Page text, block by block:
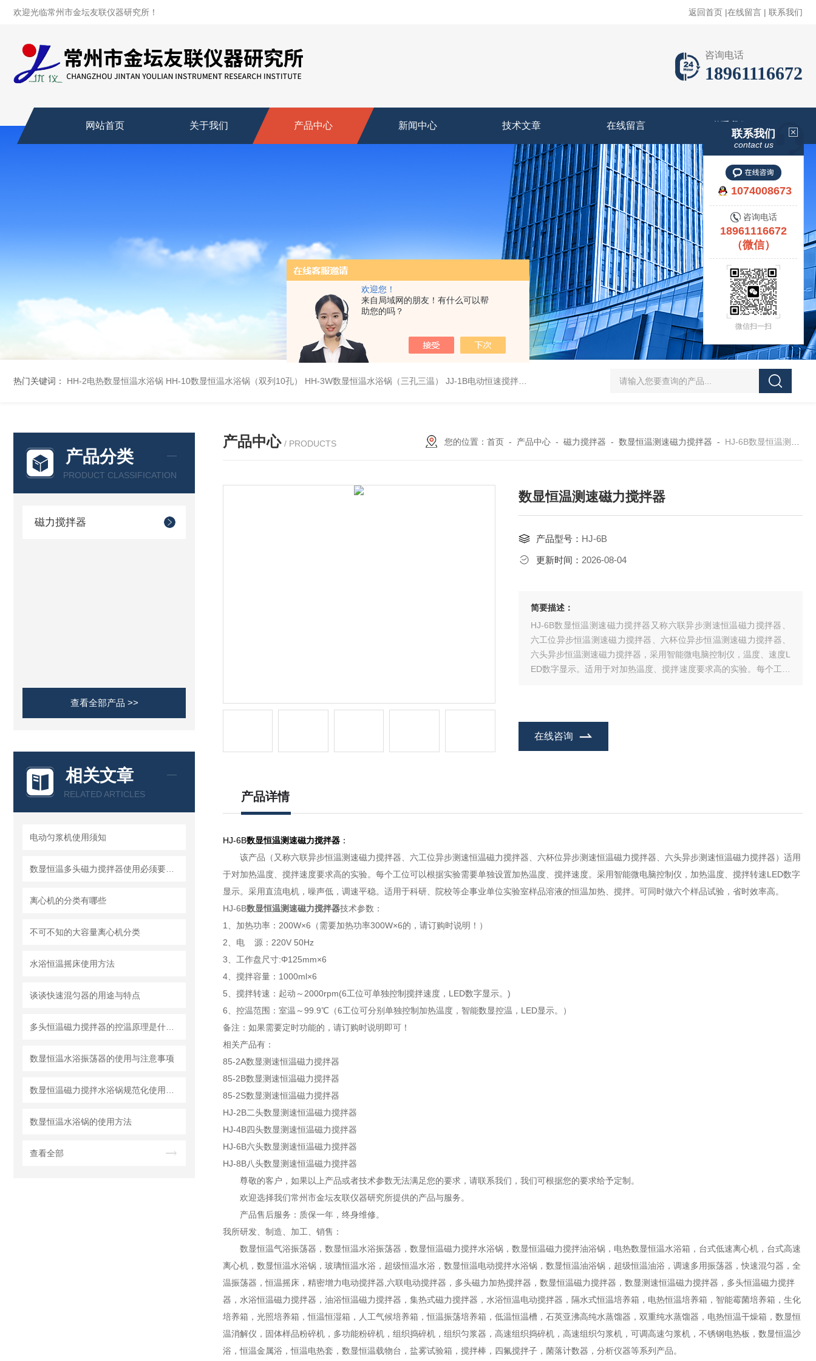
欢迎您！
来自局域网的朋友！有什么可以帮
助您的吗？
欢迎光临常州市金坛友联仪器研究所！ 返回首页 |在线留言 | 联系我们
咨询电话
18961116672
网站首页 关于我们 产品中心 新闻中心 技术文章 在线留言 联系我们
热门关键词： HH-2电热数显恒温水浴锅 HH-10数显恒温水浴锅（双列10孔） HH-3W数显恒温水浴锅（三孔三温） JJ-1B电动恒速搅拌器 SHZ-D（Ⅲ）循环水式多用真空泵厂家价格 XK97-A菌落计数器生产厂家
产品分类
PRODUCT CLASSIFICATION
磁力搅拌器
查看全部产品 >>
相关文章
RELATED ARTICLES
电动匀浆机使用须知
离心机的分类有哪些
不可不知的大容量离心机分类
水浴恒温摇床使用方法
谈谈快速混匀器​的用途与特点
数显恒温水浴振荡器的使用与注意事项
数显恒温水浴锅的使用方法
查看全部
产品中心 / PRODUCTS 您的位置： 首页- 产品中心- 磁力搅拌器 - 数显恒温测速磁力搅拌器 - HJ-6B数显恒温测速磁力搅拌器
数显恒温测速磁力搅拌器
产品型号： HJ-6B
更新时间： 2026-08-04
简要描述：
HJ-6B数显恒温测速磁力搅拌器又称六联异步测速恒温磁力搅拌器、
六工位异步恒温测速磁力搅拌器、六杯位异步恒温测速磁力搅拌器、
六头异步恒温测速磁力搅拌器，采用智能微电脑控制仪，温度、速度L
ED数字显示。适用于对加热温度、搅拌速度要求高的实验。每个工位
在线咨询
产品详情
HJ-6B数显恒温测速磁力搅拌器：
该产品（又称六联异步恒温测速磁力搅拌器、六工位异步测速恒温磁力搅拌器、六杯位异步测速恒温磁力搅拌器、六头异步测速恒温磁力搅拌器）适用
于对加热温度、搅拌速度要求高的实验。每个工位可以根据实验需要单独设置加热温度、搅拌速度。采用智能微电脑控制仪，加热温度、搅拌转速LED数字
显示。采用直流电机，噪声低，调速平稳。适用于科研、院校等企事业单位实验室样品溶液的恒温加热、搅拌。可同时做六个样品试验，省时效率高。
HJ-6B数显恒温测速磁力搅拌器技术参数：
1、 加热功率：200W×6（需要加热功率300W×6的，请订购时说明！ ）
2、电 源：220V 50Hz
3、工作盘尺寸:Φ125mm×6
4、搅拌容量：1000ml×6
5、搅拌转速：起动～2000rpm(6工位可单独控制搅拌速度，LED数字显示。)
6、控温范围：室温～99.9℃（6工位可分别单独控制加热温度，智能数显控温，LED显示。）
备注：如果需要定时功能的，请订购时说明即可！
相关产品有：
85-2A数显测速恒温磁力搅拌器
85-2B数显测速恒温磁力搅拌器
85-2S数显测速恒温磁力搅拌器
HJ-2B二头数显测速恒温磁力搅拌器
HJ-4B四头数显测速恒温磁力搅拌器
HJ-6B六头数显测速恒温磁力搅拌器
HJ-8B八头数显测速恒温磁力搅拌器
尊敬的客户，如果以上产品或者技术参数无法满足您的要求，请联系我们，我们可根据您的要求给予定制。
欢迎选择我们常州市金坛友联仪器研究所提供的产品与服务。
产品售后服务：质保一年，终身维修。
我所研发、制造、加工、销售：
数显恒温气浴振荡器，数显恒温水浴振荡器，数显恒温磁力搅拌水浴锅，数显恒温磁力搅拌油浴锅，电热数显恒温水浴箱，台式低速离心机，台式高速
离心机，数显恒温水浴锅，玻璃恒温水浴，超级恒温水浴，数显恒温电动搅拌水浴锅，数显恒温油浴锅，超级恒温油浴，调速多用振荡器，快速混匀器，全
温振荡器，恒温摇床，精密增力电动搅拌器,六联电动搅拌器，多头磁力加热搅拌器，数显恒温磁力搅拌器，数显测速恒温磁力搅拌器，多头恒温磁力搅拌
器，水浴恒温磁力搅拌器，油浴恒温磁力搅拌器，集热式磁力搅拌器，水浴恒温电动搅拌器，隔水式恒温培养箱，电热恒温培养箱，智能霉菌培养箱，生化
培养箱，光照培养箱，恒温恒湿箱，人工气候培养箱，恒温振荡培养箱，低温恒温槽，石英亚沸高纯水蒸馏器，双重纯水蒸馏器，电热恒温干燥箱，数显恒
温消解仪，固体样品粉碎机，多功能粉碎机，组织捣碎机，组织匀浆器，高速组织捣碎机，高速组织匀浆机，可调高速匀浆机，不锈钢电热板，数显恒温沙
浴，恒温金属浴，恒温电热套，数显恒温载物台，盐雾试验箱，搅拌棒，四氟搅拌子，菌落计数器，分析仪器等系列产品。
联系我们
contact us
1074008673
咨询电话
18961116672
（微信）
微信扫一扫